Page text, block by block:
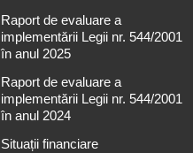
Raport de evaluare a
implementării Legii nr. 544/2001
în anul 2025
Raport de evaluare a
implementării Legii nr. 544/2001
în anul 2024
Situații financiare